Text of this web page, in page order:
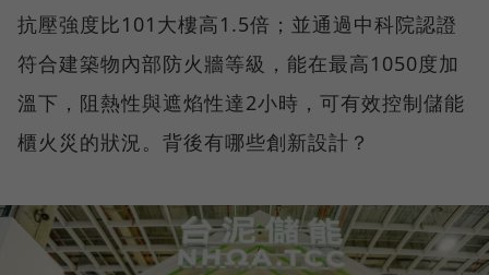
抗壓強度比101大樓高1.5倍；並通過中科院認證
符合建築物內部防火牆等級，能在最高1050度加
溫下，阻熱性與遮焰性達2小時，可有效控制儲能
櫃火災的狀況。背後有哪些創新設計？